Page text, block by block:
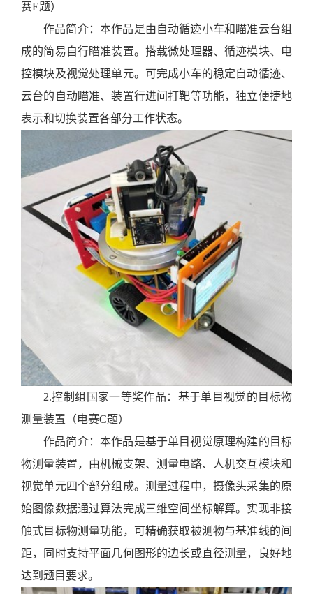
赛E题）
作品简介： 本作品是由自动循迹小车和瞄准云台组
成的简易自行瞄准装置。 搭载微处理器、循迹模块、电
控模块及视觉处理单元。可完成小车的稳定自动循迹、
云台的自动瞄准、装置行进间打靶等功能，独立便捷地
表示和切换装置各部分工作状态。
2.控制组国家一等奖作品：基于单目视觉的目标物
测量装置（电赛C题）
作品简介： 本作品是基于单目视觉原理构建的目标
物测量装置，由机械支架、测量电路、人机交互模块和
视觉单元四个部分组成。测量过程中，摄像头采集的原
始图像数据通过算法完成三维空间坐标解算。实现非接
触式目标物测量功能，可精确获取被测物与基准线的间
距，同时支持平面几何图形的边长或直径测量，良好地
达到题目要求。